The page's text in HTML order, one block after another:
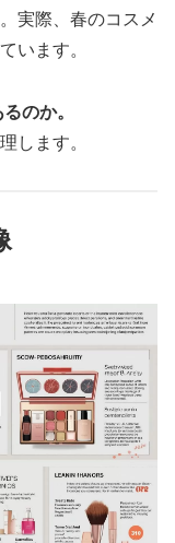
実際、春のコスメ
います。
のか。
します。